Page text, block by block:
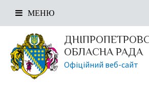
ОБЛАСНА РАДА
Офіційний веб-сайт
МЕНЮ